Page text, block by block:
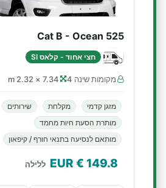
Cat B - Ocean 525
חצי אחוד - קלאס SI
מקומות שינה 4 7.34 × 2.32 m
מזגן קדמי מקלחת
שירותים
מותרת הסעת חיות מחמד
מותאם לנסיעה בתנאי חורף / קיפאון
149.8
€ EUR ללילה